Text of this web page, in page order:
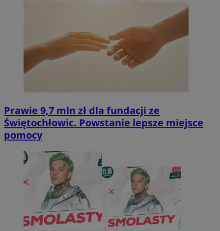
Prawie 9,7 mln zł dla fundacji ze
Świętochłowic. Powstanie lepsze miejsce
pomocy